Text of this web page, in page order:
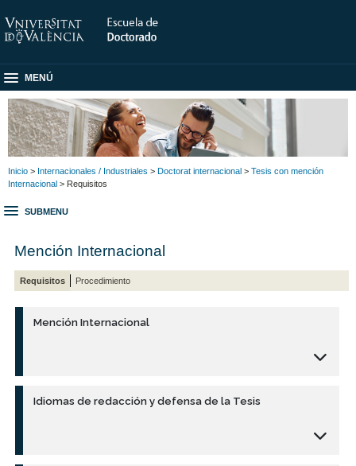
MENÚ
Inicio > Internacionales / Industriales > Doctorat internacional > Tesis con mención
Internacional > Requisitos
SUBMENU
Mención Internacional
Requisitos Procedimiento
Mención Internacional
Idiomas de redacción y defensa de la Tesis